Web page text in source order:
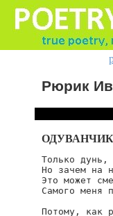
Рюрик
ОДУВАНЧИК
Только
Но зачем на
Это может
Самого меня
Потому, как